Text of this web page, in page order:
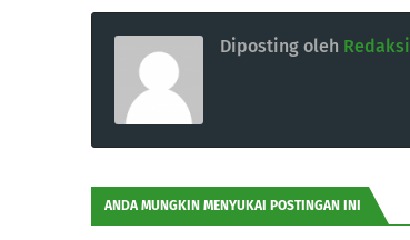
Diposting oleh Redaksi
ANDA MUNGKIN MENYUKAI POSTINGAN INI